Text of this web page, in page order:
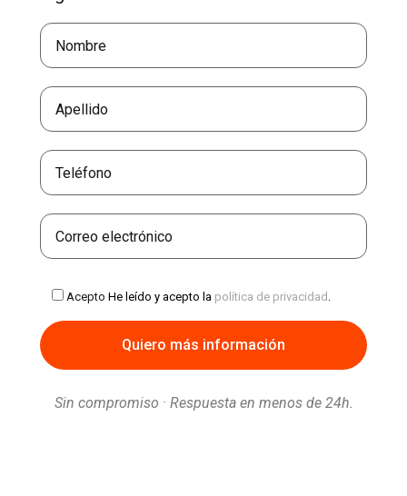
Acepto He leído y acepto la política de privacidad .
Sin compromiso · Respuesta en menos de 24h.